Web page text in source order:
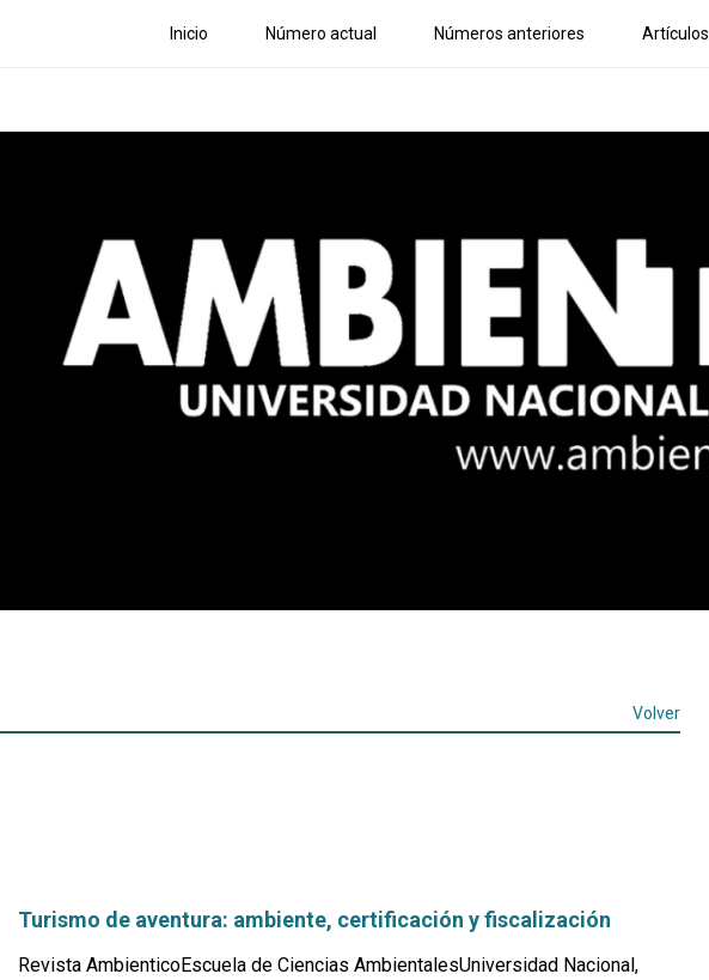
Inicio Número actual Números anteriores Artículos
Volver
Turismo de aventura: ambiente, certificación y fiscalización
Revista AmbienticoEscuela de Ciencias AmbientalesUniversidad Nacional,